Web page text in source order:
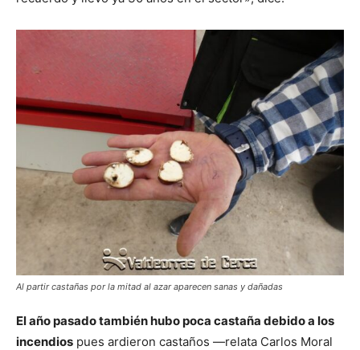
Al partir castañas por la mitad al azar aparecen sanas y dañadas
El año pasado también hubo poca castaña debido a los
incendios pues ardieron castaños —relata Carlos Moral